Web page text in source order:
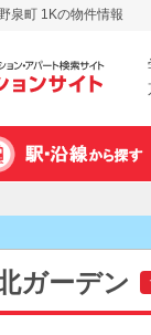
泉町 1Kの物件情報
ガーデン